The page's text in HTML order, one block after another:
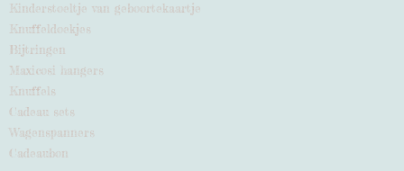
Kinderstoeltje van geboortekaartje
Knuffeldoekjes
Bijtringen
Maxicosi hangers
Knuffels
Cadeau sets
Wagenspanners
Cadeaubon